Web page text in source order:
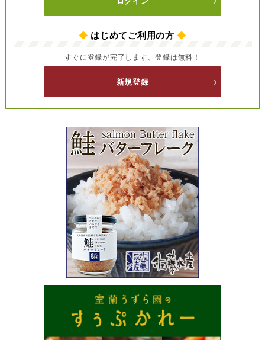
◆ はじめてご利用の方 ◆
すぐに登録が完了します。登録は無料！
新規登録